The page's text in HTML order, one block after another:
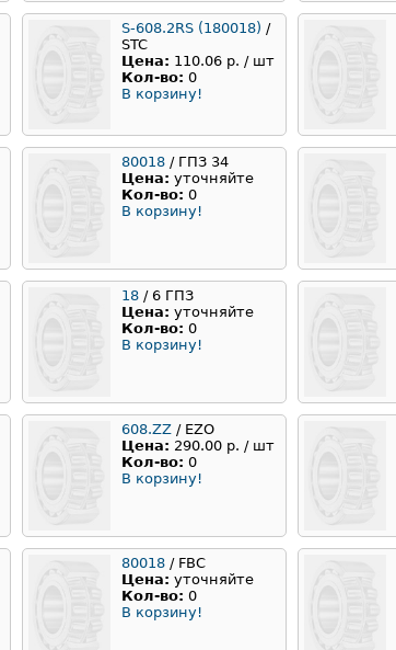
S-608.2RS (180018) /
STC
Цена: 110.06 р. / шт
Кол-во: 0
В корзину!
80018 / ГПЗ 34
Цена: уточняйте
Кол-во: 0
В корзину!
18 / 6 ГПЗ
Цена: уточняйте
Кол-во: 0
В корзину!
608.ZZ / EZO
Цена: 290.00 р. / шт
Кол-во: 0
В корзину!
80018 / FBC
Цена: уточняйте
Кол-во: 0
В корзину!